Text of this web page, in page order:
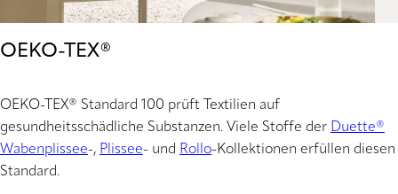
OEKO-TEX®
OEKO-TEX® Standard 100 prüft Textilien auf
gesundheitsschädliche Substanzen. Viele Stoffe der Duette®
Wabenplissee-, Plissee- und Rollo-Kollektionen erfüllen diesen
Standard.